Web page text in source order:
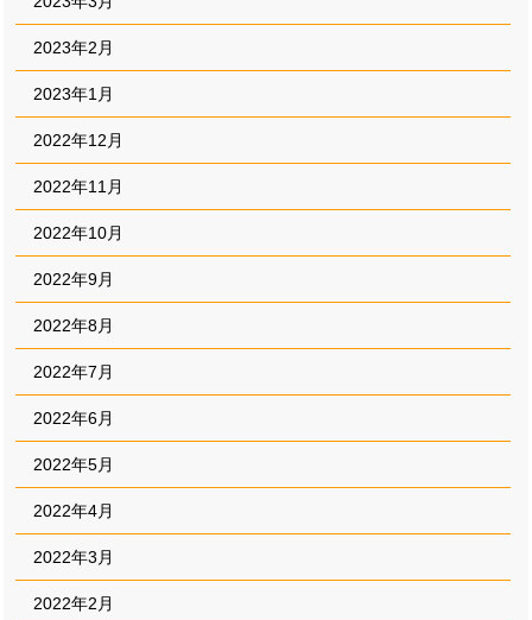
2023年2月
2023年1月
2022年12月
2022年11月
2022年10月
2022年9月
2022年8月
2022年7月
2022年6月
2022年5月
2022年4月
2022年3月
2022年2月